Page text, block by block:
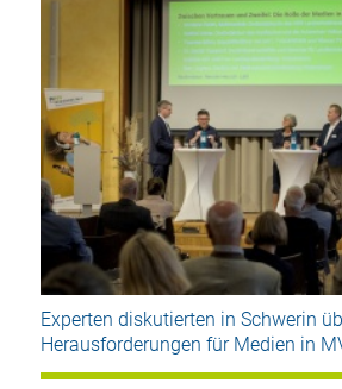
Experten diskutierten in Schwerin
Herausforderungen für Medien in